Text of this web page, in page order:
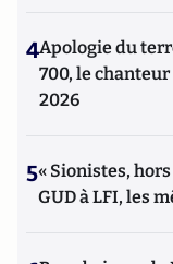
4Apologie du
700, le chanteur
2026
5« Sionistes,
GUD à LFI, les